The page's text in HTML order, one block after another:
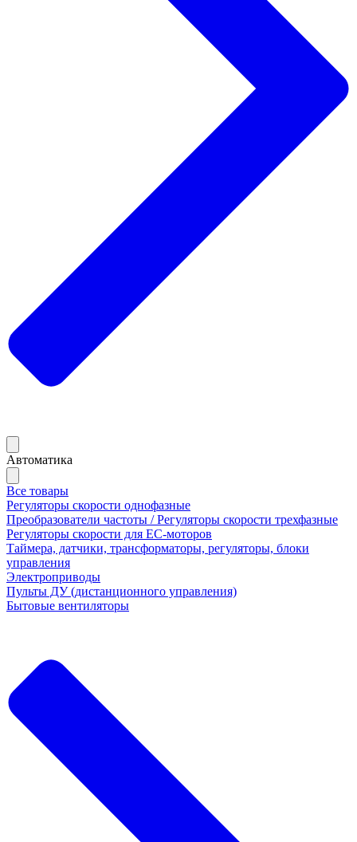
Автоматика
Все товары
Регуляторы скорости однофазные
Преобразователи частоты / Регуляторы скорости трехфазные
Регуляторы скорости для ЕС-моторов
Таймера, датчики, трансформаторы, регуляторы, блоки
управления
Электроприводы
Пульты ДУ (дистанционного управления)
Бытовые вентиляторы